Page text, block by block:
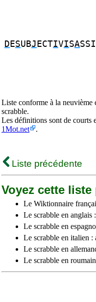
D ESUBJ ECTIVISA
Liste conforme à la
scrabble.
Les définitions sont de courts
1Mot.net
.
Liste précédente
Voyez cette liste
Le Wiktionnaire
Le scrabble en anglais
Le scrabble en
Le scrabble en italien :
Le scrabble en
Le scrabble en